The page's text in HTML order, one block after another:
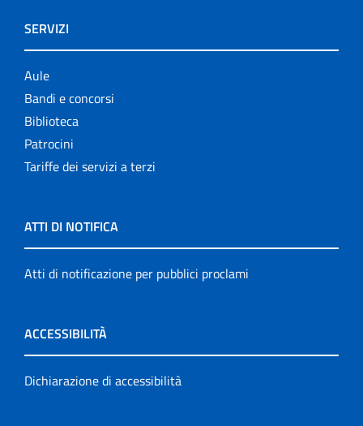
SERVIZI
Aule
Bandi e concorsi
Biblioteca
Patrocini
Tariffe dei servizi a terzi
ATTI DI NOTIFICA
Atti di notificazione per pubblici proclami
ACCESSIBILITÀ
Dichiarazione di accessibilità